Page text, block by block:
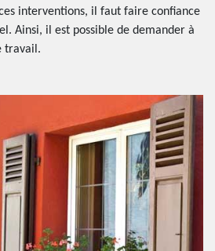
interventions, il faut faire confiance
Ainsi, il est possible de demander à
travail.